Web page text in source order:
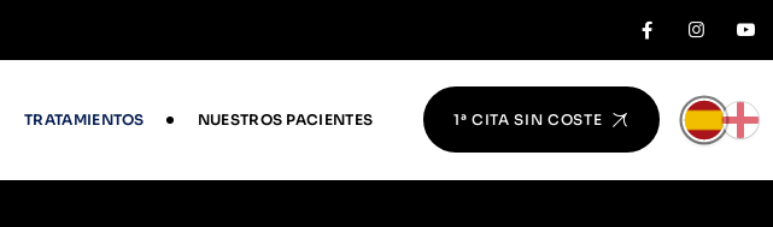
TRATAMIENTOS NUESTROS PACIENTES 1ª CITA SIN COSTE